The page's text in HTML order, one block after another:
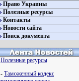
Право Украины
Полезные ресурсы
Контакты
Новости сайта
Поиск документа
Полезные ресурсы
- Таможенный кодекс